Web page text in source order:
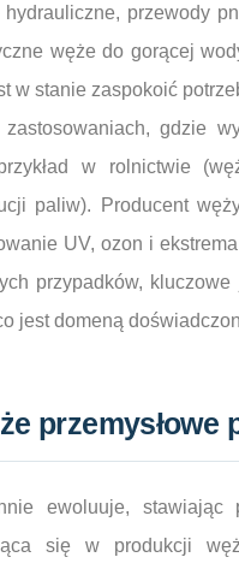
przewody
węże do gorącej
w stanie zaspokoić
gdzie
w rolnictwie
paliw). Producent
UV, ozon i
przypadków,
jest domeną
przemysłowe
ewoluuje,
się w produkcji